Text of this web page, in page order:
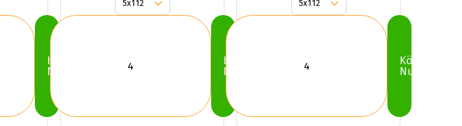
Köp
Nu
Köp
Nu
Köp
Nu